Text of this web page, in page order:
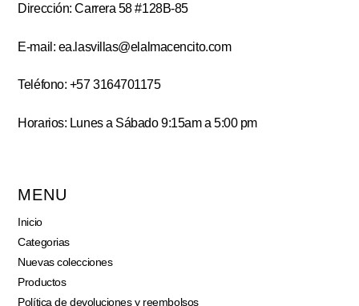
Dirección: Carrera 58 #128B-85
E-mail: ea.lasvillas@elalmacencito.com
Teléfono: +57 3164701175
Horarios: Lunes a Sábado 9:15am a 5:00 pm
MENU
Inicio
Categorias
Nuevas colecciones
Productos
Política de devoluciones y reembolsos